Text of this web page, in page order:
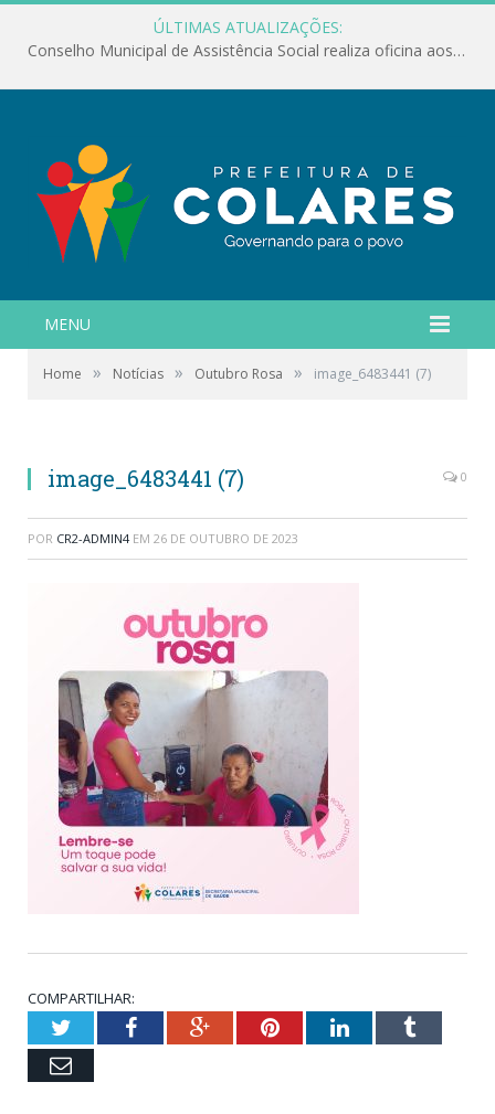
ÚLTIMAS ATUALIZAÇÕES:
Conselho Municipal de Assistência Social realiza oficina aos servidores
MENU
Home » Notícias » Outubro Rosa » image_6483441 (7)
image_6483441 (7) 0
POR CR2-ADMIN4 EM 26 DE OUTUBRO DE 2023
COMPARTILHAR:
TwitterFacebookGoogle+PinterestLinkedInTumblr
Email